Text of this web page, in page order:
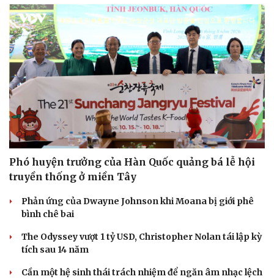
Dinh dưỡng - món ngon
Cây thuốc
Sản phụ khoa
Nhi khoa
Nam khoa
Làm đẹp - giảm cân
Phòng mạch online
Ăn sạch sống khỏe
Nhà đẹp
Blog
Tình yêu - Gia đình
Phó huyện trưởng của Hàn Quốc quảng bá lễ hội
truyền thống ở miền Tây
Phản ứng của Dwayne Johnson khi Moana bị giới phê
bình chê bai
The Odyssey vượt 1 tỷ USD, Christopher Nolan tái lập kỳ
tích sau 14 năm
Cần một hệ sinh thái trách nhiệm để ngăn âm nhạc lệch